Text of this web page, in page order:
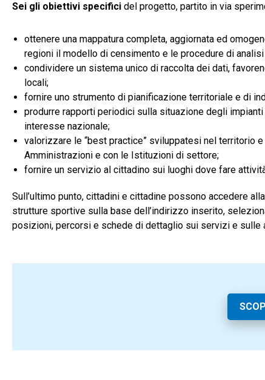
Sei gli obiettivi specifici del progetto, partito in via
ottenere una mappatura completa, aggiornata ed
regioni il modello di censimento e le procedure di
condividere un sistema unico di raccolta dei dati,
locali;
fornire uno strumento di pianificazione territoriale e di
produrre rapporti periodici sulla situazione degli
interesse nazionale;
valorizzare le “best practice” sviluppatesi nel territorio
Amministrazioni e con le Istituzioni di settore;
fornire un servizio al cittadino sui luoghi dove fare
Sull’ultimo punto, cittadini e cittadine possono accedere
strutture sportive sulla base dell’indirizzo inserito,
posizioni, percorsi e schede di dettaglio sui servizi e sulle